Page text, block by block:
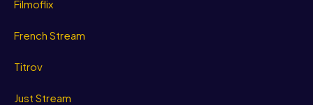
Filmoflix
French Stream
Titrov
Just Stream